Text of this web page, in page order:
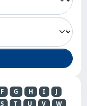
F G H I
J
S T U V
W